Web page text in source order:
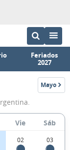
Feriados
2027
Mayo
1965
Vie Sáb
02 03